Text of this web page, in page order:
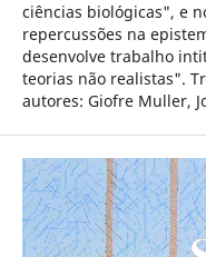
ciências biológicas", e
repercussões na
desenvolve trabalho
teorias não realistas".
autores: Giofre Muller,